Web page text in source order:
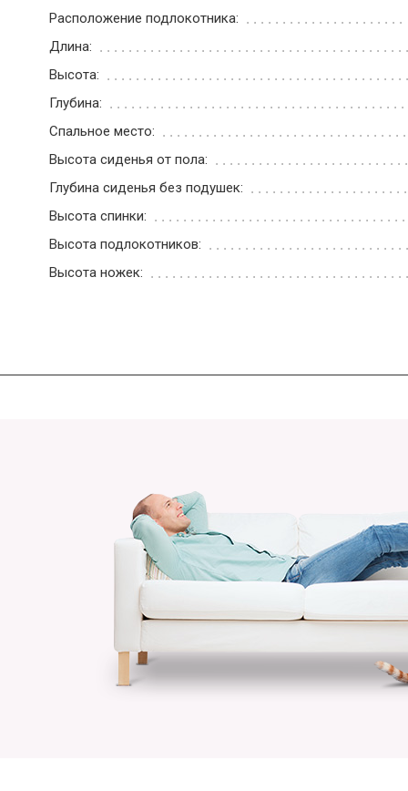
Расположение подлокотника:
Длина:
Высота:
Глубина:
Спальное место:
Высота сиденья от пола:
Глубина сиденья без подушек:
Высота спинки:
Высота подлокотников:
Высота ножек: